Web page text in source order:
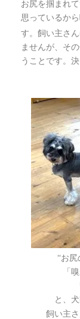
お尻を掴まれ
思っているか
す。飼い主さん
ませんが、そ
うことです。
“お尻
「
と、
飼い主